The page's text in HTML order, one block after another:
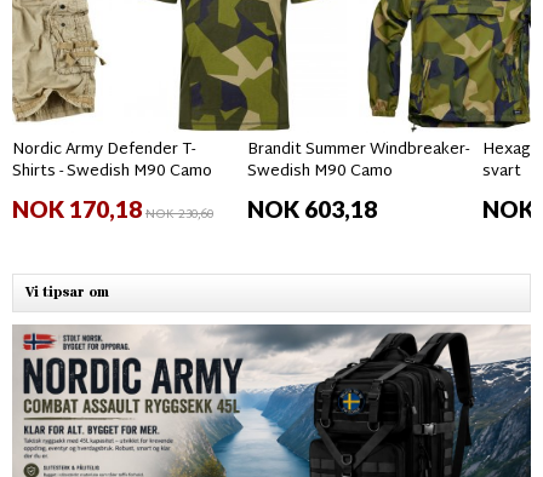
Nordic Army Defender T-
Shirts - Swedish M90 Camo
NOK 170,18NOK 230,60
Brandit Summer Windbreaker-
Swedish M90 Camo
NOK 603,18
svart
NOK
Vi tipsar om